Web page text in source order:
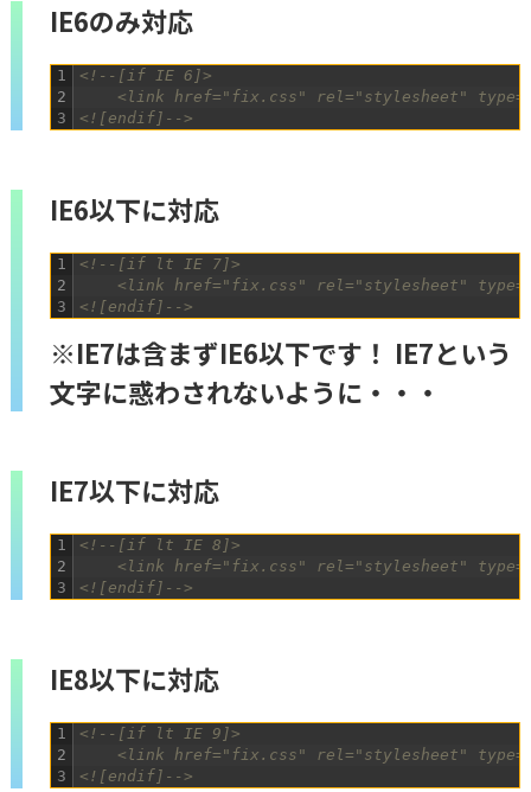
IE6のみ対応
1
2
3
<!--[if IE 6]>
<link href="fix.css" rel="stylesheet"
<![endif]-->
IE6以下に対応
1
2
3
<!--[if lt IE 7]>
<link href="fix.css" rel="stylesheet"
<![endif]-->
※IE7は含まずIE6以下です！ IE7という
文字に惑わされないように・・・
IE7以下に対応
1
2
3
<!--[if lt IE 8]>
<link href="fix.css" rel="stylesheet"
<![endif]-->
IE8以下に対応
1
2
3
<!--[if lt IE 9]>
<link href="fix.css" rel="stylesheet"
<![endif]-->